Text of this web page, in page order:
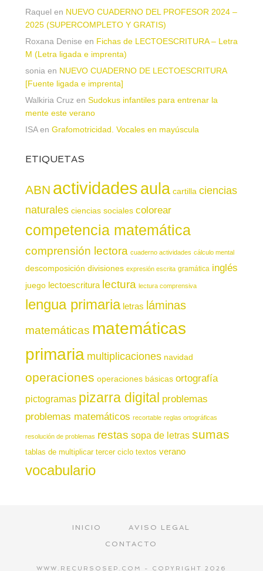
Raquel en NUEVO CUADERNO DEL PROFESOR 2024 –
2025 (SUPERCOMPLETO Y GRATIS)
Roxana Denise en Fichas de LECTOESCRITURA – Letra
M (Letra ligada e imprenta)
sonia en NUEVO CUADERNO DE LECTOESCRITURA
[Fuente ligada e imprenta]
Walkiria Cruz en Sudokus infantiles para entrenar la
mente este verano
ISAen Grafomotricidad. Vocales en mayúscula
ETIQUETAS
ABN actividadesaula cartilla ciencias
naturales ciencias sociales colorear
competencia matemática
comprensión lectora cuaderno actividades cálculo mental
descomposición divisiones expresión escrita gramática inglés
juego lectoescritura lectura lectura comprensiva
lengua primaria letras láminas
matemáticas matemáticas
primaria multiplicaciones navidad
operaciones operaciones básicas ortografía
pictogramas pizarra digital problemas
problemas matemáticos recortable reglas ortográficas
resolución de problemas restas sopa de letras sumas
tablas de multiplicar tercer ciclo textos verano
vocabulario
INICIO
AVISO LEGAL
CONTACTO
WWW.RECURSOSEP.COM - COPYRIGHT 2026